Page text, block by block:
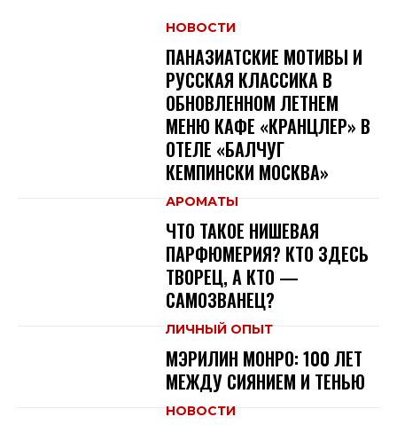
НОВОСТИ
ПАНАЗИАТСКИЕ МОТИВЫ И
РУССКАЯ КЛАССИКА В
ОБНОВЛЕННОМ ЛЕТНЕМ
МЕНЮ КАФЕ «КРАНЦЛЕР» В
ОТЕЛЕ «БАЛЧУГ
КЕМПИНСКИ МОСКВА»
АРОМАТЫ
ЧТО ТАКОЕ НИШЕВАЯ
ПАРФЮМЕРИЯ? КТО ЗДЕСЬ
ТВОРЕЦ, А КТО —
САМОЗВАНЕЦ?
ЛИЧНЫЙ ОПЫТ
МЭРИЛИН МОНРО: 100 ЛЕТ
МЕЖДУ СИЯНИЕМ И ТЕНЬЮ
НОВОСТИ